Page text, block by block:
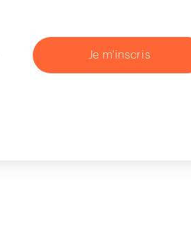
Je m'inscris